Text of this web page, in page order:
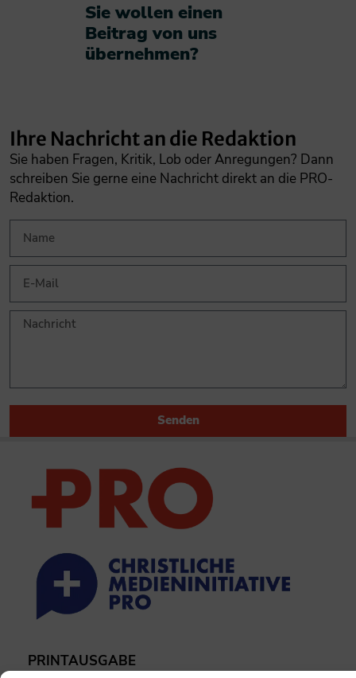
Sie wollen einen
Beitrag von uns
übernehmen?​
Ihre Nachricht an die Redaktion
Sie haben Fragen, Kritik, Lob oder Anregungen? Dann
schreiben Sie gerne eine Nachricht direkt an die PRO-
Redaktion.
Senden
PRINTAUSGABE